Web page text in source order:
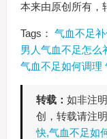
本来由原创所有，
Tags： 气血不足
男人气血不足怎么
气血不足如何调理
转载： 如非注
创，转载请注
快,气血不足如